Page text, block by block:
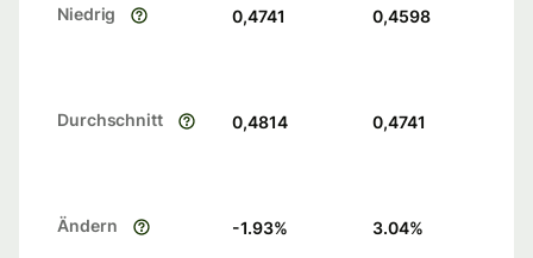
Niedrig 0,4741 0,4598
Durchschnitt 0,4814 0,4741
Ändern -1.93% 3.04%